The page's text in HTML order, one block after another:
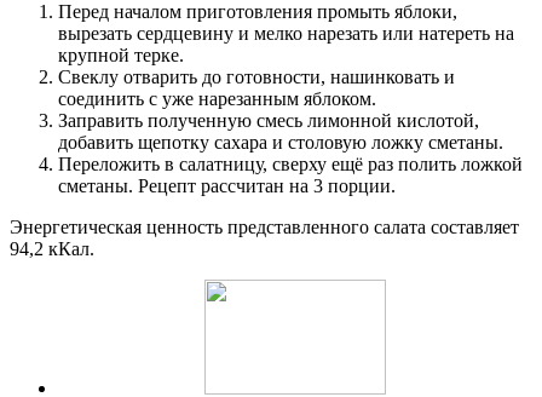
Перед началом приготовления промыть яблоки,
вырезать сердцевину и мелко нарезать или натереть на
крупной терке.
Свеклу отварить до готовности, нашинковать и
соединить с уже нарезанным яблоком.
Заправить полученную смесь лимонной кислотой,
добавить щепотку сахара и столовую ложку сметаны.
Переложить в салатницу, сверху ещё раз полить ложкой
сметаны. Рецепт рассчитан на 3 порции.
Энергетическая ценность представленного салата составляет
94,2 кКал.